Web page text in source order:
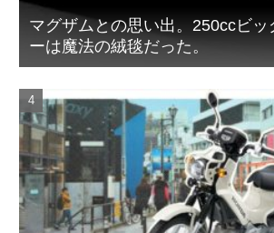
マグザムとの思い出。250ccビッ
ーは魔法の絨毯だった。